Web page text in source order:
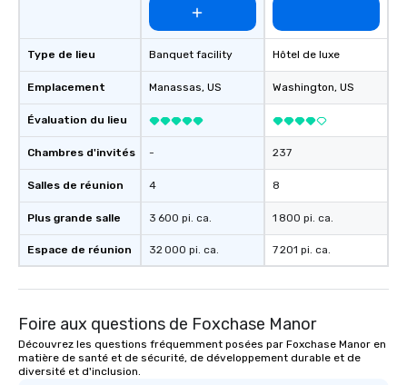
Type de lieu
Emplacement
Évaluation du lieu
Chambres d'invités
Salles de réunion
Plus grande salle
Espace de réunion
Banquet facility
Manassas, US
-
4
3 600 pi. ca.
32 000 pi. ca.
Hôtel de luxe
Washington, US
237
8
1 800 pi. ca.
7 201 pi. ca.
Foire aux questions de Foxchase Manor
Découvrez les questions fréquemment posées par Foxchase Manor en
matière de santé et de sécurité, de développement durable et de
diversité et d'inclusion.